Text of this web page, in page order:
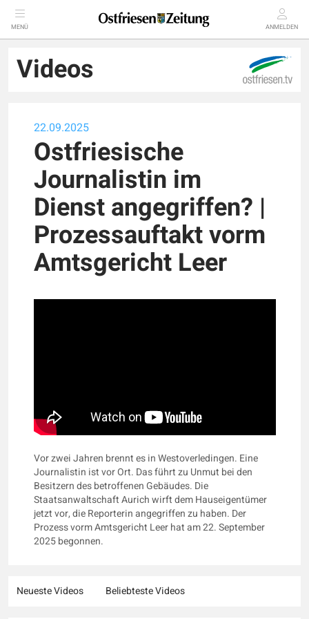
MENÜ ANMELDEN
Videos
22.09.2025
Ostfriesische
Journalistin im
Dienst angegriffen? |
Prozessauftakt vorm
Amtsgericht Leer
Vor zwei Jahren brennt es in Westoverledingen. Eine
Journalistin ist vor Ort. Das führt zu Unmut bei den
Besitzern des betroffenen Gebäudes. Die
Staatsanwaltschaft Aurich wirft dem Hauseigentümer
jetzt vor, die Reporterin angegriffen zu haben. Der
Prozess vorm Amtsgericht Leer hat am 22. September
2025 begonnen.
Neueste Videos Beliebteste Videos